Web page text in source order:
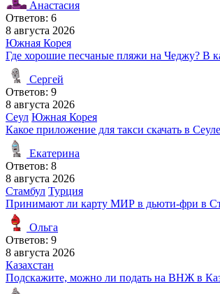
Анастасия
Ответов: 6
8 августа 2026
Южная Корея
Где хорошие песчаные пляжи на Чеджу? В
Сергей
Ответов: 9
8 августа 2026
Сеул Южная Корея
Какое приложение для такси скачать в
Екатерина
Ответов: 8
8 августа 2026
Стамбул Турция
Принимают ли карту МИР в дьюти-фри в
Ольга
Ответов: 9
8 августа 2026
Казахстан
Подскажите, можно ли подать на ВНЖ в